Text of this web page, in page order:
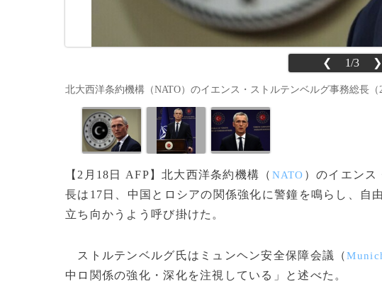
❮ 1/3 ❯
北大西洋条約機構（NATO）のイエンス・ストルテンベルグ事務総長（
【2月18日 AFP】北大西洋条約機構（ NATO ）のイエンス
長は17日、中国とロシアの関係強化に警鐘を鳴らし、自
立ち向かうよう呼び掛けた。
ストルテンベルグ氏はミュンヘン安全保障会議（
中ロ関係の強化・深化を注視している」と述べた。